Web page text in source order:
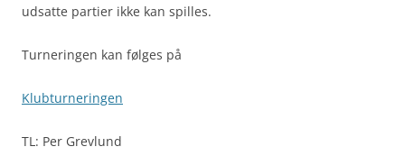
udsatte partier ikke kan spilles.
Turneringen kan følges på
Klubturneringen
TL: Per Grevlund